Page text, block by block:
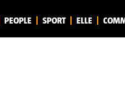
PEOPLE SPORT ELLE